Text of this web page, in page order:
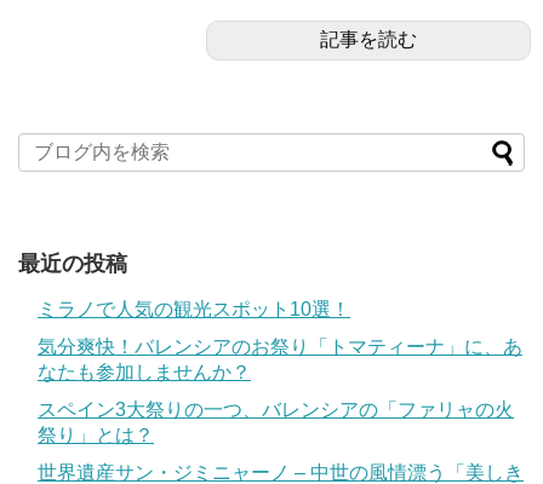
記事を読む
最近の投稿
ミラノで人気の観光スポット10選！
気分爽快！バレンシアのお祭り「トマティーナ」に、あ
なたも参加しませんか？
スペイン3大祭りの一つ、バレンシアの「ファリャの火
祭り」とは？
世界遺産サン・ジミニャーノ – 中世の風情漂う「美しき